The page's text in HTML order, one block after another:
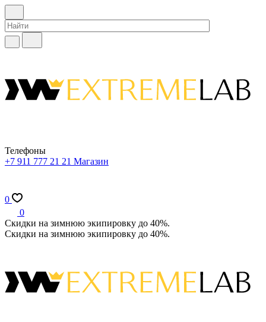
Телефоны
+7 911 777 21 21 Магазин
0
0
Скидки на зимнюю экипировку до 40%.
Скидки на зимнюю экипировку до 40%.